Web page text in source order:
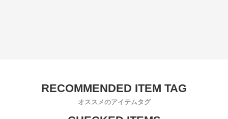
オススメのアイテムタグ